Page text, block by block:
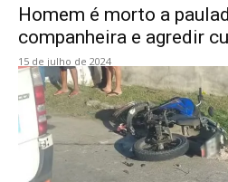
Homem é morto a
companheira e agredir
15 de julho de 2024